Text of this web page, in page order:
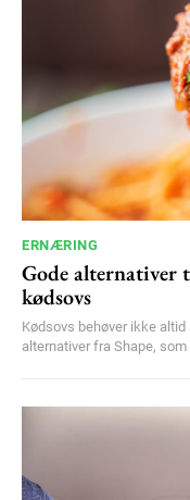
ERNÆRING
Gode alternativer
kødsovs
Kødsovs behøver ikke
alternativer fra Shape, som